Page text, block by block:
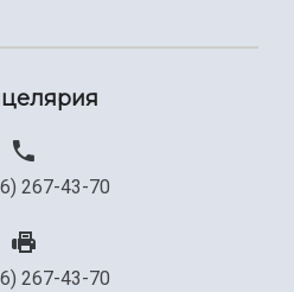
267-43-70
267-43-70